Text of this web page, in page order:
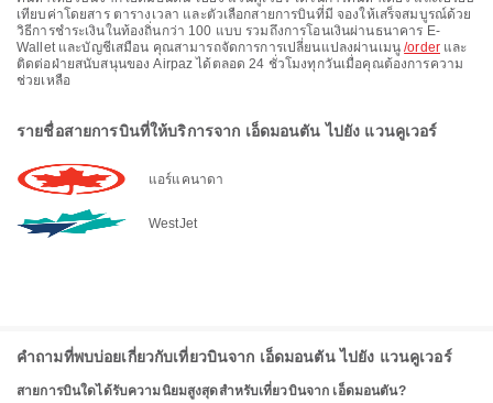
เทียบค่าโดยสาร ตารางเวลา และตัวเลือกสายการบินที่มี จองให้เสร็จสมบูรณ์ด้วย
วิธีการชำระเงินในท้องถิ่นกว่า 100 แบบ รวมถึงการโอนเงินผ่านธนาคาร E-
Wallet และบัญชีเสมือน คุณสามารถจัดการการเปลี่ยนแปลงผ่านเมนู/orderและ
ติดต่อฝ่ายสนับสนุนของ Airpaz ได้ตลอด 24 ชั่วโมงทุกวันเมื่อคุณต้องการความ
ช่วยเหลือ
รายชื่อสายการบินที่ให้บริการจาก เอ็ดมอนตัน ไปยัง แวนคูเวอร์
แอร์แคนาดา
WestJet
คำถามที่พบบ่อยเกี่ยวกับเที่ยวบินจาก เอ็ดมอนตัน ไปยัง แวนคูเวอร์
สายการบินใดได้รับความนิยมสูงสุดสำหรับเที่ยวบินจาก เอ็ดมอนตัน?